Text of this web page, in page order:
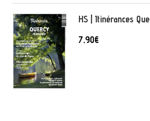
HS | Itinérances
7,90€